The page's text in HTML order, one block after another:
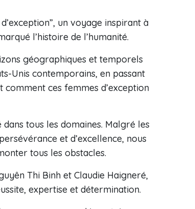
un voyage inspirant à
l’histoire de l’humanité.
géographiques et temporels
Unis contemporains, en passant
ces femmes d’exception
tous les domaines. Malgré les
et d’excellence, nous
tous les obstacles.
Thi Binh et Claudie Haigneré,
expertise et détermination.